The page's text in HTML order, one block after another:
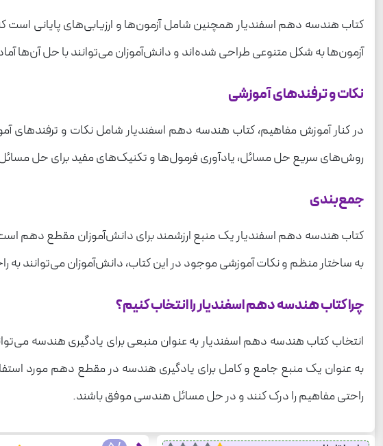
کتاب هندسه دهم اسفندیار همچنین شامل آزمون‌ها و ارزیابی‌های پایانی
آزمون‌ها به شکل متنوعی طراحی شده‌اند و دانش‌آموزان می‌توانند با حل آن‌ها
نکات و ترفندهای آموزشی
در کنار آموزش مفاهیم، کتاب هندسه دهم اسفندیار شامل نکات و ترفندهای
روش‌های سریع حل مسائل، یادآوری فرمول‌ها و تکنیک‌های مفید برای حل
جمع‌بندی
کتاب هندسه دهم اسفندیار یک منبع ارزشمند برای دانش‌آموزان مقطع دهم است
به ساختار منظم و نکات آموزشی موجود در این کتاب، دانش‌آموزان می‌توانند
چرا کتاب هندسه دهم اسفندیار را انتخاب کنیم؟
انتخاب کتاب هندسه دهم اسفندیار به عنوان منبعی برای یادگیری هندسه
به عنوان یک منبع جامع و کامل برای یادگیری هندسه در مقطع دهم مورد
راحتی مفاهیم را درک کنند و در حل مسائل هندسی موفق باشند.